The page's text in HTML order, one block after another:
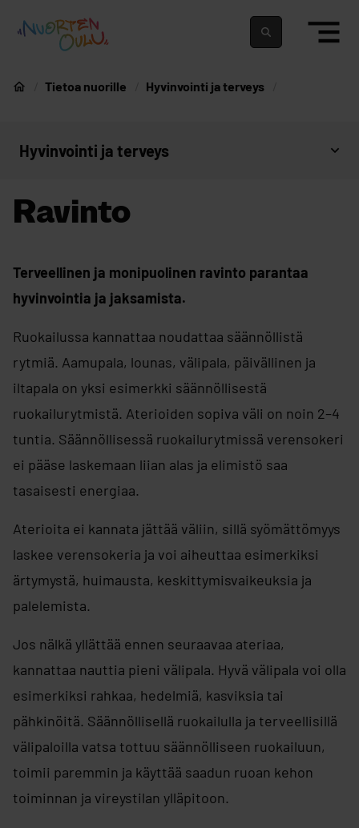
Nuortenoulu.fi etusivu
Nuorten Oulu
Tietoa nuorille Hyvinvointi ja terveys
Avaa sivujen valikko
Hyvinvointi ja terveys
Ravinto
Terveellinen ja monipuolinen ravinto parantaa
hyvinvointia ja jaksamista.
Ruokailussa kannattaa noudattaa säännöllistä
rytmiä. Aamupala, lounas, välipala, päivällinen ja
iltapala on yksi esimerkki säännöllisestä
ruokailurytmistä. Aterioiden sopiva väli on noin 2–4
tuntia. Säännöllisessä ruokailurytmissä verensokeri
ei pääse laskemaan liian alas ja elimistö saa
tasaisesti energiaa.
Aterioita ei kannata jättää väliin, sillä syömättömyys
laskee verensokeria ja voi aiheuttaa esimerkiksi
ärtymystä, huimausta, keskittymisvaikeuksia ja
palelemista.
Jos nälkä yllättää ennen seuraavaa ateriaa,
kannattaa nauttia pieni välipala. Hyvä välipala voi olla
esimerkiksi rahkaa, hedelmiä, kasviksia tai
pähkinöitä. Säännöllisellä ruokailulla ja terveellisillä
välipaloilla vatsa tottuu säännölliseen ruokailuun,
toimii paremmin ja käyttää saadun ruoan kehon
toiminnan ja vireystilan ylläpitoon.